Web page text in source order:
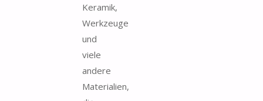
Keramik,
Werkzeuge
und
viele
andere
Materialien,